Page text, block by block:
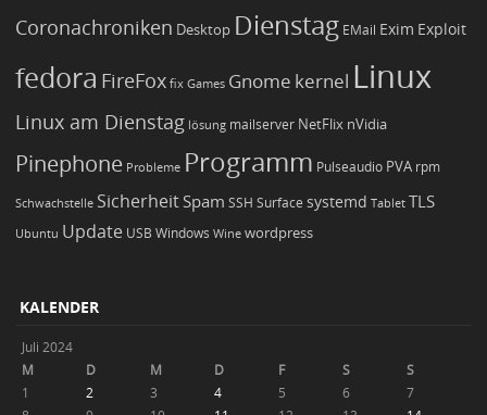
Coronachroniken Desktop Dienstag EMail Exim Exploit
fedora FireFox fix Games Gnome kernel Linux
Linux am Dienstag lösung mailserver NetFlix nVidia
Pinephone Probleme Programm Pulseaudio PVA rpm
Schwachstelle Sicherheit Spam SSH Surface systemd Tablet TLS
Ubuntu Update USB Windows Wine wordpress
KALENDER
Juli 2024
M
D M D F S
S
1
2 3 4 5 6
7